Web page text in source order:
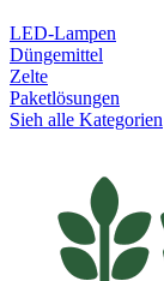
LED-Lampen
Düngemittel
Zelte
Paketlösungen
Sieh alle Kategorien